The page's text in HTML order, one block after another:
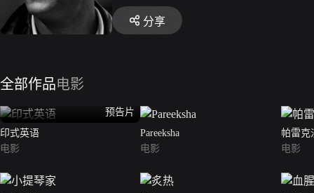
分享
全部作品电影
预告片
印式英语
电影
Pareeksha
电影
帕雷克
电影